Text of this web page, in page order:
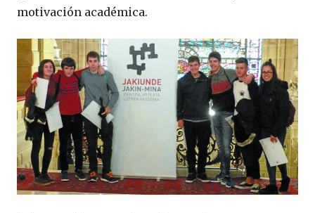
motivación académica.